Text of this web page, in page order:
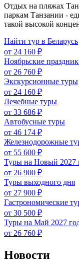
Отдых на пляжах
паркам Танзании -
такой высокой
Найти тур в Беларусь
от 24 160 ₽
Ноябрьские
от 26 760 ₽
Экскурсионные туры
от 24 160 ₽
Лечебные туры
от 33 686 ₽
Автобусные туры
от 46 174 ₽
Железнодорожные
от 55 600 ₽
Туры на Новый 2027
от 26 900 ₽
Туры выходного дня
от 27 900 ₽
Гастрономические
от 30 500 ₽
Туры на Май 2027
от 26 760 ₽
Новости